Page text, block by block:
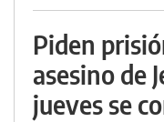
Piden
asesino de
jueves se